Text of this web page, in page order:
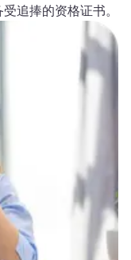
追捧的资格证书。